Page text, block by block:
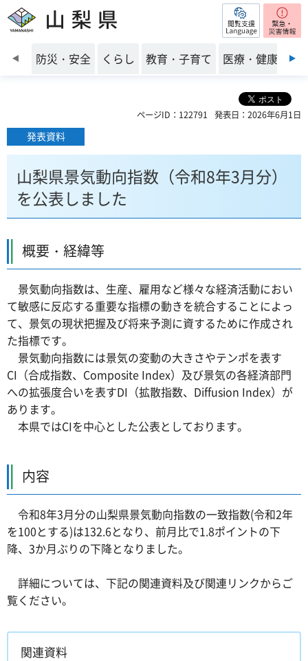
山梨県 閲覧支援
前のスライドを表示
防災・安全 くらし 教育・子育て 医療・健康・福
ページID：122791 発表日：2026年6月1日
発表資料
山梨県景気動向指数（令和8年3月分）
を公表しました
概要・経緯等
景気動向指数は、生産、雇用など様々な経済活動におい
て敏感に反応する重要な指標の動きを統合することによっ
て、景気の現状把握及び将来予測に資するために作成され
た指標です。
景気動向指数には景気の変動の大きさやテンポを表す
CI（合成指数、Composite Index）及び景気の各経済部門
への拡張度合いを表すDI（拡散指数、Diffusion Index）が
あります。
本県ではCIを中心とした公表としております。
内容
令和8年3月分の山梨県景気動向指数の一致指数(令和2年
を100とする)は132.6となり、前月比で1.8ポイントの下
降、3か月ぶりの下降となりました。
詳細については、下記の関連資料及び関連リンクからご
覧ください。
関連資料